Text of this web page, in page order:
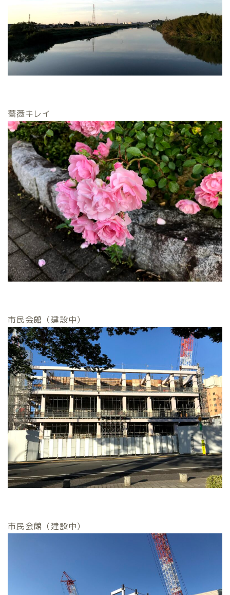
薔薇キレイ
市民会館（建設中）
市民会館（建設中）